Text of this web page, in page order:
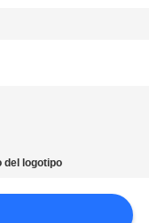
del logotipo